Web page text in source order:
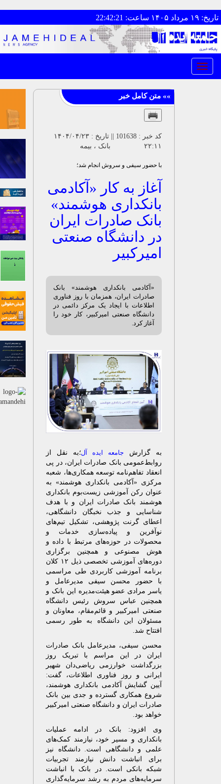
کد خبر : 101638 || تاریخ : ۱۴۰۴/۰۴/۲۳
با حضور سیفی و سروش انجام شد؛
آغاز به کار «آکادمی
بانکداری هوشمند»
بانک صادرات ایران
در دانشگاه صنعتی
امیرکبیر
«آکادمی بانکداری هوشمند» بانک
صادرات ایران، همزمان با روز فناوری
اطلاعات با ایجاد یک مرکز دائمی در
دانشگاه صنعتی امیرکبیر، کار خود را
به گزارشجامعه ایده آل؛به نقل از
روابط‌عمومی بانک صادرات ایران، در پی
انعقاد تفاهم‌نامه توسعه همکاری‌ها، شعبه
مرکزی «آکادمی بانکداری هوشمند» به
عنوان رکن آموزشی زیست‌بوم بانکداری
هوشمند بانک صادرات ایران و با هدف
شناسایی و جذب نخبگان دانشگاهی،
اعطای گرنت پژوهشی، تشکیل تیم‌های
نوآفرین و پیاده‌سازی خدمات و
محصولات در حوزه‌های مرتبط با داده و
هوش مصنوعی و همچنین برگزاری
دوره‌های آموزشی تخصصی ذیل ۱۲ کلان
برنامه آموزشی کاربردی طی مراسمی
با حضور محسن سیفی مدیرعامل و
یاسر مرادی عضو هیئت‌مدیره این بانک و
همچنین عباس سروش رئیس دانشگاه
صنعتی امیرکبیر و قائم‌مقام، معاونان و
مسئولان این دانشگاه به طور رسمی
محسن سیفی، مدیرعامل بانک صادرات
ایران در این مراسم با تبریک روز
بزرگداشت خوارزمی ریاضی‌دان شهیر
ایرانی و روز فناوری اطلاعات، گفت:
آیین گشایش آکادمی بانکداری هوشمند،
شروع همکاری گسترده و جدی بین بانک
صادرات ایران و دانشگاه صنعتی امیرکبیر
وی افزود: بانک در ادامه عملیات
بانکداری و مسیر خود، نیازمند کمک‌های
علمی و دانشگاهی است. دانشگاه نیز
برای انباشت دانش نیازمند تجربیات
شبکه بانکی است. در بانک با انباشت
سرمایه‌های مردم به رشد سرمایه‌گذاری